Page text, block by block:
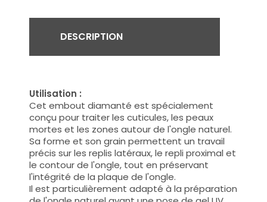
DESCRIPTION
Utilisation :
Cet embout diamanté est spécialement
conçu pour traiter les cuticules, les peaux
mortes et les zones autour de l'ongle naturel.
Sa forme et son grain permettent un travail
précis sur les replis latéraux, le repli proximal et
le contour de l'ongle, tout en préservant
l'intégrité de la plaque de l'ongle.
Il est particulièrement adapté à la préparation